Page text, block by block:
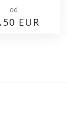
od
EUR